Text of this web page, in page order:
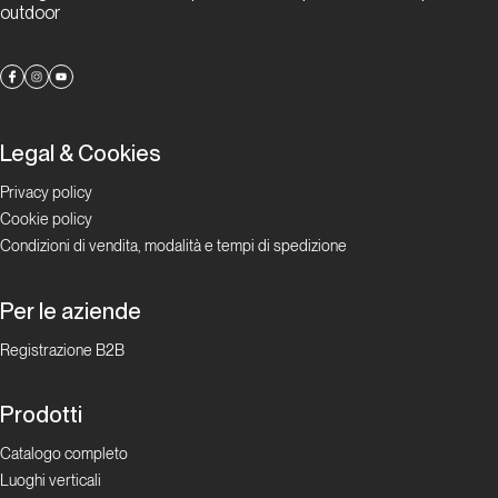
outdoor
Legal & Cookies
Privacy policy
Cookie policy
Condizioni di vendita, modalità e tempi di spedizione
Per le aziende
Registrazione B2B
Prodotti
Catalogo completo
Luoghi verticali